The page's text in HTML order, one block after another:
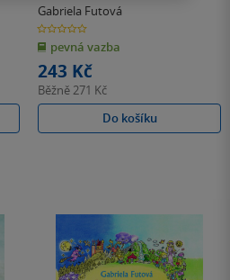
Gabriela Futová
0.0
z
5
hvězdiček
pevná vazba
243 Kč
Běžně271 Kč
Do košíku